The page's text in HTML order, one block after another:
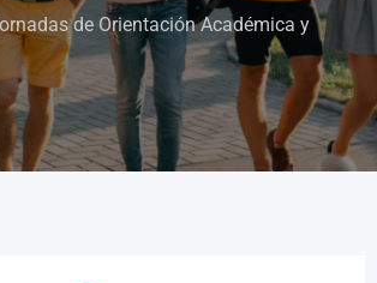
de Orientación Académica y